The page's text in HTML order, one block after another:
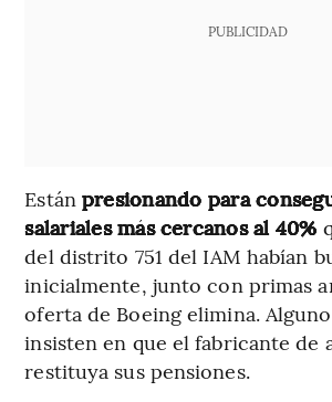
PUBLICIDAD
Están presionando para
salariales más cercanos al 40%
del distrito 751 del IAM habían
inicialmente, junto con primas
oferta de Boeing elimina.
insisten en que el fabricante de
restituya sus pensiones.